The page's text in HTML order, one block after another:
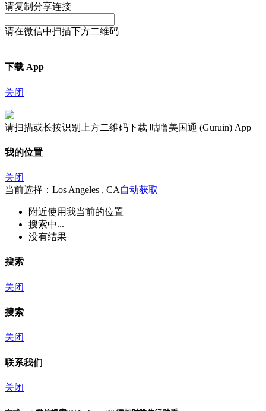
请复制分享连接
请在微信中扫描下方二维码
下载 App
关闭
请扫描或长按识别上方二维码下载 咕噜美国通 (Guruin) App
我的位置
关闭
当前选择：Los Angeles , CA 自动获取
附近使用我当前的位置
搜索中...
没有结果
搜索
关闭
搜索
关闭
联系我们
关闭